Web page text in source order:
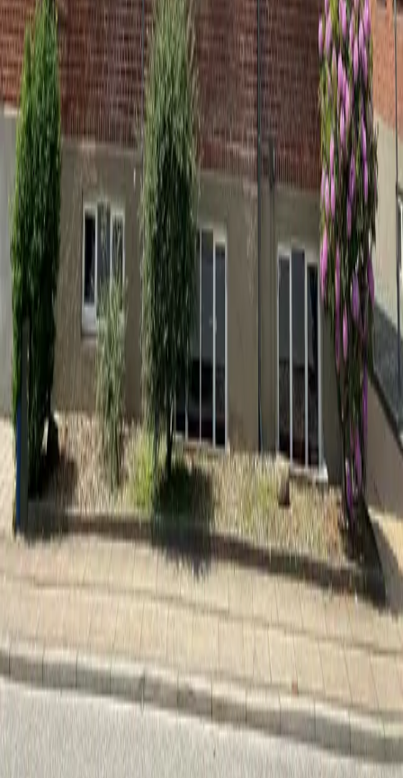
BØRNE- & UNGELUDVALGET
Læs mere
HVOR HØRER VI TIL?
Vi har hovedkontor i Give
Jernbanegade 12, 7323 Give
I kan altid kontakte os på telefon eller mail
kfumid@kfumid.dk
70 23 73 11
KFUMS IDRÆTSFORBUND
KFUM Huset
Jernbanegade 12 7323 Give Tel: 70 23 73 11 Mail:
kfumid@kfumid.dk
Medlemskab
Medlemskab for Efterskoler
Medlemskab for Foreninger
Pokaler og Priser
Bliv klogere på KFUM Idræt
Mød forbundet
Forbundets venner
Frivillig i forbundet
For foreninger
Kontakt os
© 2026 Alle rettigheder forbeholdes.